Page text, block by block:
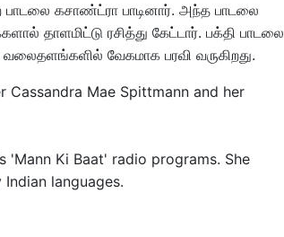
கசாண்ட்ரா பாடினார். அந்த பாடலை
தாளமிட்டு ரசித்து கேட்டார். பக்தி பாடலை
வலைதளங்களில் வேகமாக பரவி வருகிறது.
Cassandra Mae Spittmann and her
'Mann Ki Baat' radio programs. She
languages.